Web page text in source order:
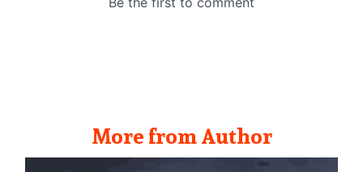
More from Author